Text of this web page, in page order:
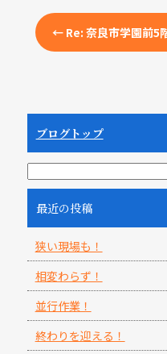
←Re: 奈良市学園前5
ブログトップ
最近の投稿
狭い現場も！
相変わらず！
並行作業！
終わりを迎える！